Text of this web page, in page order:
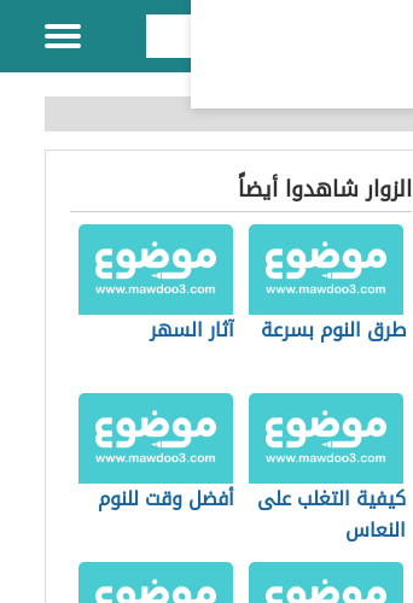
الزوار شاهدوا أيضاً
طرق النوم بسرعة آثار السهر
كيفية التغلب على
النعاس
أفضل وقت للنوم